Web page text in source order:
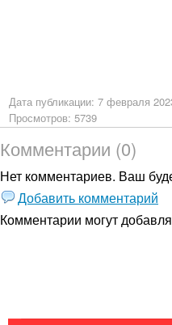
Дата публикации: 7 февраля
Просмотров: 5739
Комментарии (0)
Нет комментариев. Ваш
Добавить комментарий
Комментарии могут